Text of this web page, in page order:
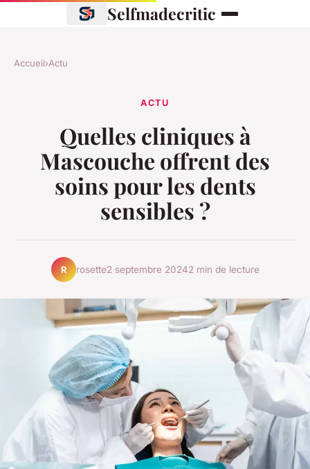
Selfmadecritic
Accueil›Actu
ACTU
Quelles cliniques à
Mascouche offrent des
soins pour les dents
sensibles ?
R rosette2 septembre 20242 min de lecture